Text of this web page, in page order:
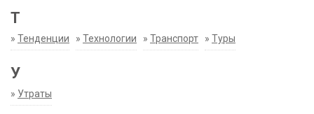
Т
» Тенденции » Технологии » Транспорт » Туры
У
» Утраты